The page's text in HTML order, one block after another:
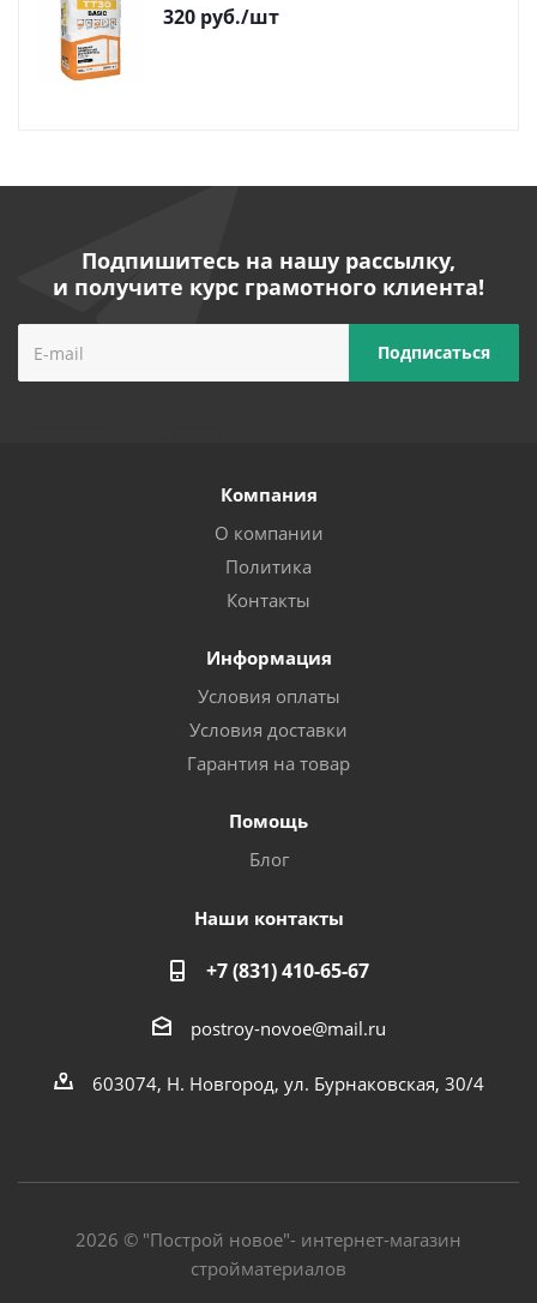
320 руб./шт
Подпишитесь на нашу рассылку,
и получите курс грамотного клиента!
Компания
О компании
Политика
Контакты
Информация
Условия оплаты
Условия доставки
Гарантия на товар
Помощь
Блог
Наши контакты
+7 (831) 410-65-67
postroy-novoe@mail.ru
603074, Н. Новгород, ул. Бурнаковская, 30/4
2026 © "Построй новое"- интернет-магазин
стройматериалов